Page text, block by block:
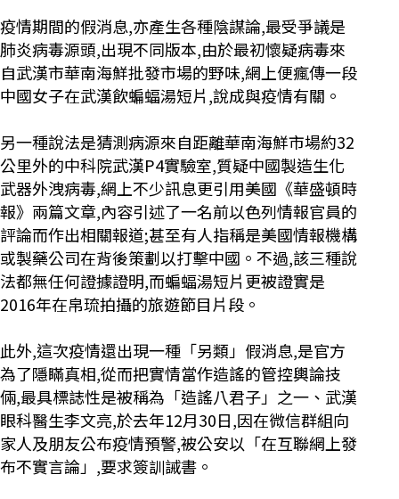
疫情期間的假消息,亦產生各種陰謀論,最受爭議是
肺炎病毒源頭,出現不同版本,由於最初懷疑病毒來
自武漢市華南海鮮批發市場的野味,網上便瘋傳一段
中國女子在武漢飲蝙蝠湯短片,說成與疫情有關。
另一種說法是猜測病源來自距離華南海鮮市場約32
公里外的中科院武漢P4實驗室,質疑中國製造生化
武器外洩病毒,網上不少訊息更引用美國《華盛頓時
報》兩篇文章,內容引述了一名前以色列情報官員的
評論而作出相關報道;甚至有人指稱是美國情報機構
或製藥公司在背後策劃以打擊中國。不過,該三種說
法都無任何證據證明,而蝙蝠湯短片更被證實是
2016年在帛琉拍攝的旅遊節目片段。
此外,這次疫情還出現一種「另類」假消息,是官方
為了隱瞞真相,從而把實情當作造謠的管控輿論技
倆,最具標誌性是被稱為「造謠八君子」之一、武漢
眼科醫生李文亮,於去年12月30日,因在微信群組向
家人及朋友公布疫情預警,被公安以「在互聯網上發
布不實言論」,要求簽訓誡書。